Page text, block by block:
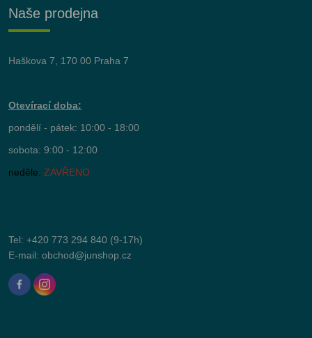
Naše prodejna
Haškova 7, 170 00 Praha 7
Otevírací doba:
pondělí - pátek: 10:00 - 18:00
sobota: 9:00 - 12:00
neděle: ZAVŘENO
Tel: +420 773 294 840 (9-17h)
E-mail: obchod@junshop.cz